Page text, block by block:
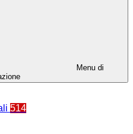
Menu di
514